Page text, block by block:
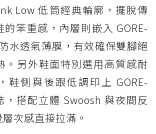
Low 低筒經典輪廓，擺脫傳
笨重感，內層則嵌入 GORE-
水透氣薄膜，有效確保雙腳絕
。另外鞋面特別選用高質感耐
鞋側與後跟低調印上 GORE-
，搭配立體 Swoosh 與夜間反
次感直接拉滿。